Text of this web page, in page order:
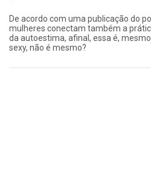
De acordo com uma publicação do
mulheres conectam também a
da autoestima, afinal, essa é,
sexy, não é mesmo?